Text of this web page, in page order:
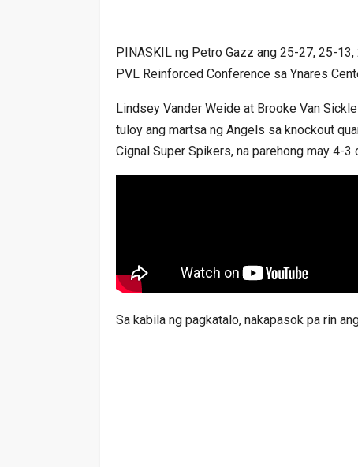
PINASKIL ng Petro Gazz ang 25-27, 25-
PVL Reinforced Conference sa Ynares
Lindsey Vander Weide at Brooke Van
tuloy ang martsa ng Angels sa knockout
Cignal Super Spikers, na parehong may 4-3
Sa kabila ng pagkatalo, nakapasok pa rin